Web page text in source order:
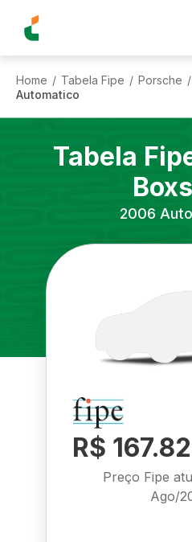
Home / Tabela Fipe / Porsche /
Automatico
Tabela
2006
R$
Preço Fipe
Ago/